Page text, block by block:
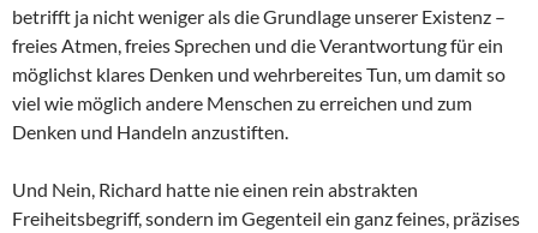
betrifft ja nicht weniger als die Grundlage unserer Existenz –
freies Atmen, freies Sprechen und die Verantwortung für ein
möglichst klares Denken und wehrbereites Tun, um damit so
viel wie möglich andere Menschen zu erreichen und zum
Denken und Handeln anzustiften.
Und Nein, Richard hatte nie einen rein abstrakten
Freiheitsbegriff, sondern im Gegenteil ein ganz feines, präzises